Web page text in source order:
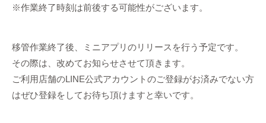
※作業終了時刻は前後する可能性がございます。
移管作業終了後、ミニアプリのリリースを行う予定です。
その際は、改めてお知らせさせて頂きます。
ご利用店舗のLINE公式アカウントのご登録がお済みでない方
はぜひ登録をしてお待ち頂けますと幸いです。